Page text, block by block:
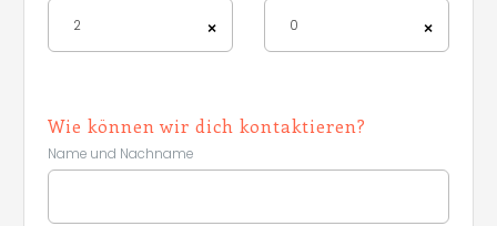
×
2 ×
0
Wie können wir dich kontaktieren?
Name und Nachname